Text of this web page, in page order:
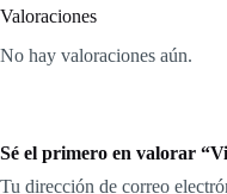
Valoraciones
No hay valoraciones aún.
Sé el primero en valorar
Tu dirección de correo